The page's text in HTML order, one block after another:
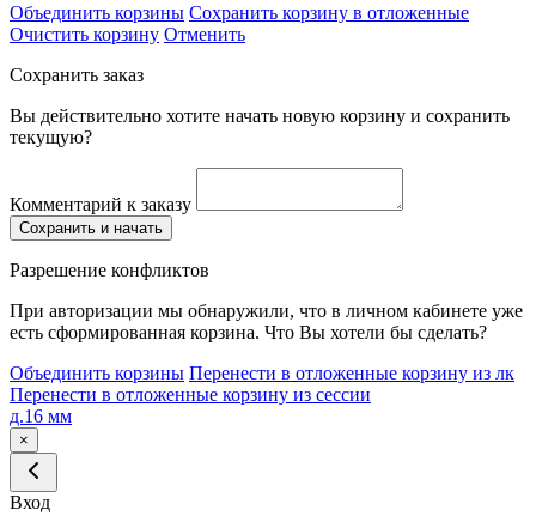
Объединить корзины Сохранить корзину в отложенные
Очистить корзину Отменить
Сохранить заказ
Вы действительно хотите начать новую корзину и сохранить
текущую?
Комментарий к заказу
Сохранить и начать
Разрешение конфликтов
При авторизации мы обнаружили, что в личном кабинете уже
есть сформированная корзина. Что Вы хотели бы сделать?
Объединить корзины Перенести в отложенные корзину из лк
Перенести в отложенные корзину из сессии
д.16 мм
×
Вход